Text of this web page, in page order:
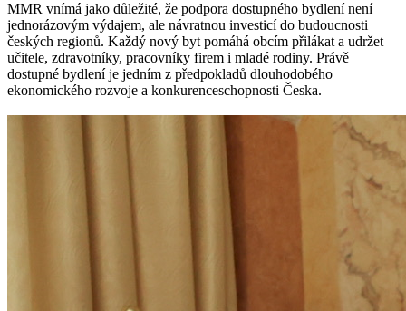
MMR vnímá jako důležité, že podpora dostupného bydlení není
jednorázovým výdajem, ale návratnou investicí do budoucnosti
českých regionů. Každý nový byt pomáhá obcím přilákat a udržet
učitele, zdravotníky, pracovníky firem i mladé rodiny. Právě
dostupné bydlení je jedním z předpokladů dlouhodobého
ekonomického rozvoje a konkurenceschopnosti Česka.